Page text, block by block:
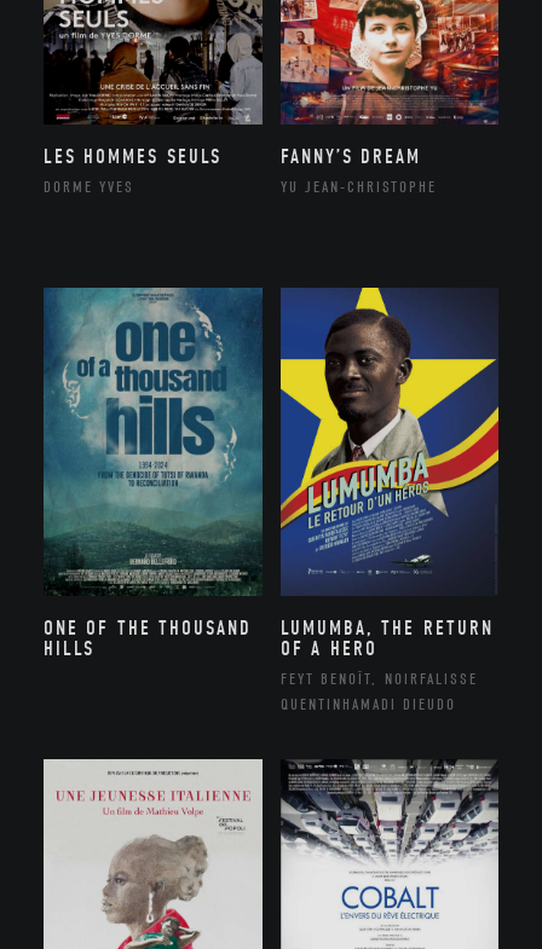
LES HOMMES SEULS
DORME YVES
FANNY’S DREAM
YU JEAN-CHRISTOPHE
ONE OF THE THOUSAND
HILLS
LUMUMBA, THE RETURN
OF A HERO
FEYT BENOÎT, NOIRFALISSE
QUENTINHAMADI DIEUDO